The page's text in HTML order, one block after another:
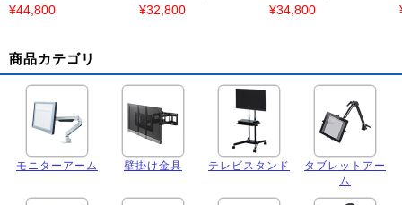
¥44,800 ¥32,800 ¥34,800
商品カテゴリ
モニターアーム 壁掛け金具 テレビスタンド
タブレットアー
ム